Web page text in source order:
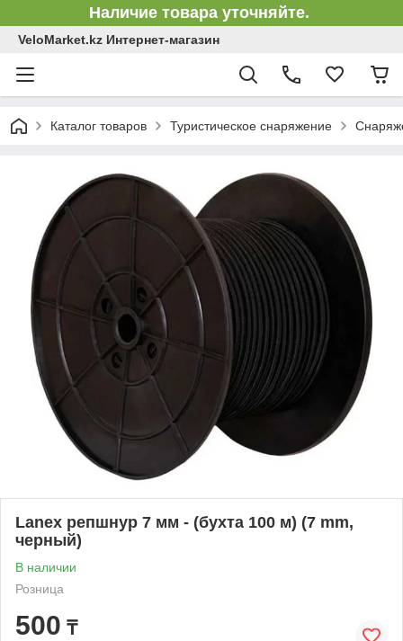
Наличие товара уточняйте.
VeloMarket.kz Интернет-магазин
Каталог товаров Туристическое снаряжение
Lanex репшнур 7 мм - (бухта 100 м) (7 mm,
черный)
В наличии
Розница
500 ₸